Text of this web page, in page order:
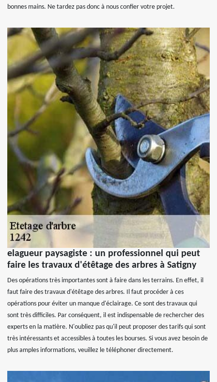
bonnes mains. Ne tardez pas donc à nous confier votre projet.
elagueur paysagiste : un professionnel qui peut
faire les travaux d'étêtage des arbres à Satigny
Des opérations très importantes sont à faire dans les terrains. En effet, il
faut faire des travaux d'étêtage des arbres. Il faut procéder à ces
opérations pour éviter un manque d'éclairage. Ce sont des travaux qui
sont très difficiles. Par conséquent, il est indispensable de rechercher des
experts en la matière. N'oubliez pas qu'il peut proposer des tarifs qui sont
très intéressants et accessibles à toutes les bourses. Si vous avez besoin de
plus amples informations, veuillez le téléphoner directement.